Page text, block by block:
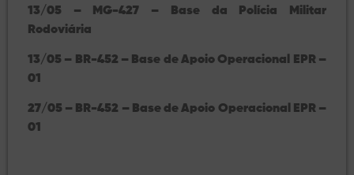
13/05 – MG-427 – Base da Polícia Militar
Rodoviária
13/05 – BR-452 – Base de Apoio Operacional EPR –
01
27/05 – BR-452 – Base de Apoio Operacional EPR –
01